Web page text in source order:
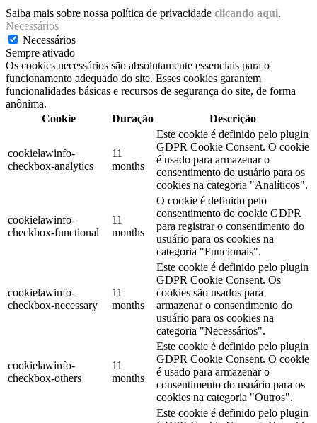
Saiba mais sobre nossa política de privacidade clicando aqui.
Necessários
Necessários
Sempre ativado
Os cookies necessários são absolutamente essenciais para o
funcionamento adequado do site. Esses cookies garantem
funcionalidades básicas e recursos de segurança do site, de forma
anônima.
Cookie
Duração Descrição
cookielawinfo-
checkbox-analytics
11
months
Este cookie é definido pelo plugin
GDPR Cookie Consent. O cookie
é usado para armazenar o
consentimento do usuário para os
cookies na categoria "Analíticos".
cookielawinfo-
checkbox-functional
11
months
O cookie é definido pelo
consentimento do cookie GDPR
para registrar o consentimento do
usuário para os cookies na
categoria "Funcionais".
cookielawinfo-
checkbox-necessary
11
months
Este cookie é definido pelo plugin
GDPR Cookie Consent. Os
cookies são usados ​​para
armazenar o consentimento do
usuário para os cookies na
categoria "Necessários".
cookielawinfo-
checkbox-others
11
months
Este cookie é definido pelo plugin
GDPR Cookie Consent. O cookie
é usado para armazenar o
consentimento do usuário para os
cookies na categoria "Outros".
Este cookie é definido pelo plugin